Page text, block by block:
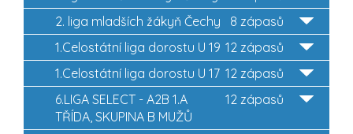
8 zápasů
2. liga mladších žákyň Čechy
12 zápasů
1.Celostátní liga dorostu U 19
12 zápasů
1.Celostátní liga dorostu U 17
12 zápasů
6.LIGA SELECT - A2B 1.A
TŘÍDA, SKUPINA B MUŽŮ